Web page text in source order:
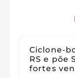
Ciclone-
RS e põe
fortes